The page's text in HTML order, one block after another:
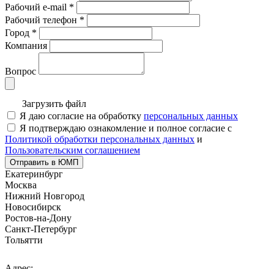
Рабочий e-mail *
Рабочий телефон *
Город *
Компания
Вопрос
Загрузить файл
Я даю согласие на обработку персональных данных
Я подтверждаю ознакомление и полное согласие с
Политикой обработки персональных данных и
Пользовательским соглашением
Отправить в ЮМП
Екатеринбург
Москва
Нижний Новгород
Новосибирск
Ростов-на-Дону
Санкт-Петербург
Тольятти